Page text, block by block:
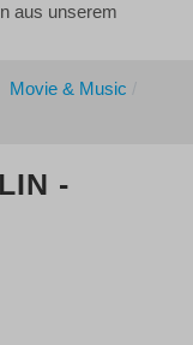
Movie & Music
-